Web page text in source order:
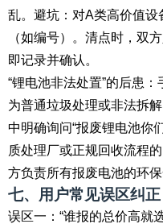
乱。避坑：对A类高价值
（如编号）。清点时，双
即记录并确认。
“锂电池非法处置”的后患
为普通垃圾处理或非法拆
中明确询问“报废锂电池你
质处理厂或正规回收流程
方负责所有报废电池的环保
七、用户常见误区纠正
误区一：“谁报的总价高就